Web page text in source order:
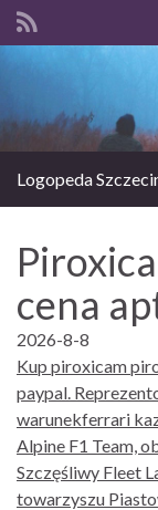
Logopeda
cena
2026-8-8
Kup piroxicam
paypal.
warunekferrari
Alpine F1 Team,
Szczęśliwy Fleet
towarzyszu